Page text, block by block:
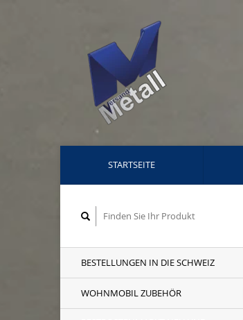
STARTSEITE
BESTELLUNGEN IN DIE SCHWEIZ
WOHNMOBIL ZUBEHÖR